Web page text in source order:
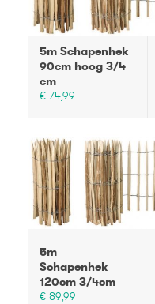
5m Schapenhek
90cm hoog 3/4
cm
€ 74,99
5m
Schapenhek
120cm 3/4cm
€ 89,99